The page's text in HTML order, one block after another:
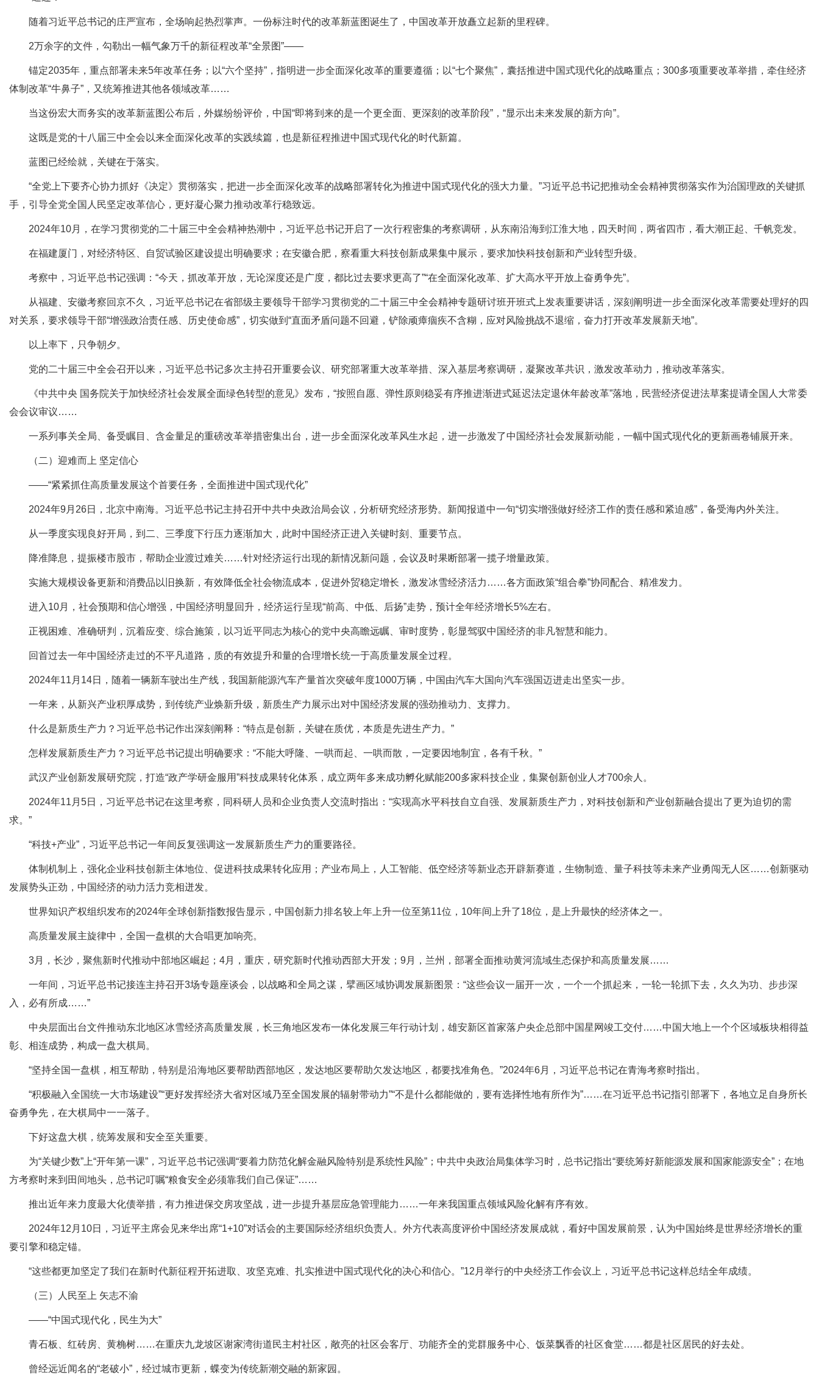
随着习近平总书记的庄严宣布，全场响起热烈掌声。一份标注时代的改革新蓝图诞生了，中国改革开放矗立起新的里程碑。
2万余字的文件，勾勒出一幅气象万千的新征程改革“全景图”——
锚定2035年，重点部署未来5年改革任务；以“六个坚持”，指明进一步全面深化改革的重要遵循；以“七个聚焦”，囊括推进中国式现代化的战略重点；300多项重要改革举措，牵住经济
体制改革“牛鼻子”，又统筹推进其他各领域改革……
当这份宏大而务实的改革新蓝图公布后，外媒纷纷评价，中国“即将到来的是一个更全面、更深刻的改革阶段”，“显示出未来发展的新方向”。
这既是党的十八届三中全会以来全面深化改革的实践续篇，也是新征程推进中国式现代化的时代新篇。
蓝图已经绘就，关键在于落实。
“全党上下要齐心协力抓好《决定》贯彻落实，把进一步全面深化改革的战略部署转化为推进中国式现代化的强大力量。”习近平总书记把推动全会精神贯彻落实作为治国理政的关键抓
手，引导全党全国人民坚定改革信心，更好凝心聚力推动改革行稳致远。
2024年10月，在学习贯彻党的二十届三中全会精神热潮中，习近平总书记开启了一次行程密集的考察调研，从东南沿海到江淮大地，四天时间，两省四市，看大潮正起、千帆竞发。
在福建厦门，对经济特区、自贸试验区建设提出明确要求；在安徽合肥，察看重大科技创新成果集中展示，要求加快科技创新和产业转型升级。
考察中，习近平总书记强调：“今天，抓改革开放，无论深度还是广度，都比过去要求更高了”“在全面深化改革、扩大高水平开放上奋勇争先”。
从福建、安徽考察回京不久，习近平总书记在省部级主要领导干部学习贯彻党的二十届三中全会精神专题研讨班开班式上发表重要讲话，深刻阐明进一步全面深化改革需要处理好的四
对关系，要求领导干部“增强政治责任感、历史使命感”，切实做到“直面矛盾问题不回避，铲除顽瘴痼疾不含糊，应对风险挑战不退缩，奋力打开改革发展新天地”。
以上率下，只争朝夕。
党的二十届三中全会召开以来，习近平总书记多次主持召开重要会议、研究部署重大改革举措、深入基层考察调研，凝聚改革共识，激发改革动力，推动改革落实。
《中共中央 国务院关于加快经济社会发展全面绿色转型的意见》发布，“按照自愿、弹性原则稳妥有序推进渐进式延迟法定退休年龄改革”落地，民营经济促进法草案提请全国人大常委
会会议审议……
一系列事关全局、备受瞩目、含金量足的重磅改革举措密集出台，进一步全面深化改革风生水起，进一步激发了中国经济社会发展新动能，一幅中国式现代化的更新画卷铺展开来。
（二）迎难而上 坚定信心
——“紧紧抓住高质量发展这个首要任务，全面推进中国式现代化”
2024年9月26日，北京中南海。习近平总书记主持召开中共中央政治局会议，分析研究经济形势。新闻报道中一句“切实增强做好经济工作的责任感和紧迫感”，备受海内外关注。
从一季度实现良好开局，到二、三季度下行压力逐渐加大，此时中国经济正进入关键时刻、重要节点。
降准降息，提振楼市股市，帮助企业渡过难关……针对经济运行出现的新情况新问题，会议及时果断部署一揽子增量政策。
实施大规模设备更新和消费品以旧换新，有效降低全社会物流成本，促进外贸稳定增长，激发冰雪经济活力……各方面政策“组合拳”协同配合、精准发力。
进入10月，社会预期和信心增强，中国经济明显回升，经济运行呈现“前高、中低、后扬”走势，预计全年经济增长5%左右。
正视困难、准确研判，沉着应变、综合施策，以习近平同志为核心的党中央高瞻远瞩、审时度势，彰显驾驭中国经济的非凡智慧和能力。
回首过去一年中国经济走过的不平凡道路，质的有效提升和量的合理增长统一于高质量发展全过程。
2024年11月14日，随着一辆新车驶出生产线，我国新能源汽车产量首次突破年度1000万辆，中国由汽车大国向汽车强国迈进走出坚实一步。
一年来，从新兴产业积厚成势，到传统产业焕新升级，新质生产力展示出对中国经济发展的强劲推动力、支撑力。
什么是新质生产力？习近平总书记作出深刻阐释：“特点是创新，关键在质优，本质是先进生产力。”
怎样发展新质生产力？习近平总书记提出明确要求：“不能大呼隆、一哄而起、一哄而散，一定要因地制宜，各有千秋。”
武汉产业创新发展研究院，打造“政产学研金服用”科技成果转化体系，成立两年多来成功孵化赋能200多家科技企业，集聚创新创业人才700余人。
2024年11月5日，习近平总书记在这里考察，同科研人员和企业负责人交流时指出：“实现高水平科技自立自强、发展新质生产力，对科技创新和产业创新融合提出了更为迫切的需
求。”
“科技+产业”，习近平总书记一年间反复强调这一发展新质生产力的重要路径。
体制机制上，强化企业科技创新主体地位、促进科技成果转化应用；产业布局上，人工智能、低空经济等新业态开辟新赛道，生物制造、量子科技等未来产业勇闯无人区……创新驱动
发展势头正劲，中国经济的动力活力竞相迸发。
世界知识产权组织发布的2024年全球创新指数报告显示，中国创新力排名较上年上升一位至第11位，10年间上升了18位，是上升最快的经济体之一。
高质量发展主旋律中，全国一盘棋的大合唱更加响亮。
3月，长沙，聚焦新时代推动中部地区崛起；4月，重庆，研究新时代推动西部大开发；9月，兰州，部署全面推动黄河流域生态保护和高质量发展……
一年间，习近平总书记接连主持召开3场专题座谈会，以战略和全局之谋，擘画区域协调发展新图景：“这些会议一届开一次，一个一个抓起来，一轮一轮抓下去，久久为功、步步深
入，必有所成……”
中央层面出台文件推动东北地区冰雪经济高质量发展，长三角地区发布一体化发展三年行动计划，雄安新区首家落户央企总部中国星网竣工交付……中国大地上一个个区域板块相得益
彰、相连成势，构成一盘大棋局。
“坚持全国一盘棋，相互帮助，特别是沿海地区要帮助西部地区，发达地区要帮助欠发达地区，都要找准角色。”2024年6月，习近平总书记在青海考察时指出。
“积极融入全国统一大市场建设”“更好发挥经济大省对区域乃至全国发展的辐射带动力”“不是什么都能做的，要有选择性地有所作为”……在习近平总书记指引部署下，各地立足自身所长
奋勇争先，在大棋局中一一落子。
下好这盘大棋，统筹发展和安全至关重要。
为“关键少数”上“开年第一课”，习近平总书记强调“要着力防范化解金融风险特别是系统性风险”；中共中央政治局集体学习时，总书记指出“要统筹好新能源发展和国家能源安全”；在地
方考察时来到田间地头，总书记叮嘱“粮食安全必须靠我们自己保证”……
推出近年来力度最大化债举措，有力推进保交房攻坚战，进一步提升基层应急管理能力……一年来我国重点领域风险化解有序有效。
2024年12月10日，习近平主席会见来华出席“1+10”对话会的主要国际经济组织负责人。外方代表高度评价中国经济发展成就，看好中国发展前景，认为中国始终是世界经济增长的重
要引擎和稳定锚。
“这些都更加坚定了我们在新时代新征程开拓进取、攻坚克难、扎实推进中国式现代化的决心和信心。”12月举行的中央经济工作会议上，习近平总书记这样总结全年成绩。
（三）人民至上 矢志不渝
——“中国式现代化，民生为大”
青石板、红砖房、黄桷树……在重庆九龙坡区谢家湾街道民主村社区，敞亮的社区会客厅、功能齐全的党群服务中心、饭菜飘香的社区食堂……都是社区居民的好去处。
曾经远近闻名的“老破小”，经过城市更新，蝶变为传统新潮交融的新家园。